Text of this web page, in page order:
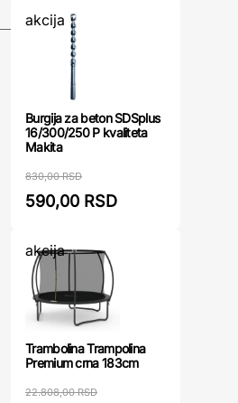
akcija
Burgija za beton SDSplus
16/300/250 P kvaliteta
Makita
830,00 RSD
590,00 RSD
akcija
Trambolina Trampolina
Premium crna 183cm
22.808,00 RSD